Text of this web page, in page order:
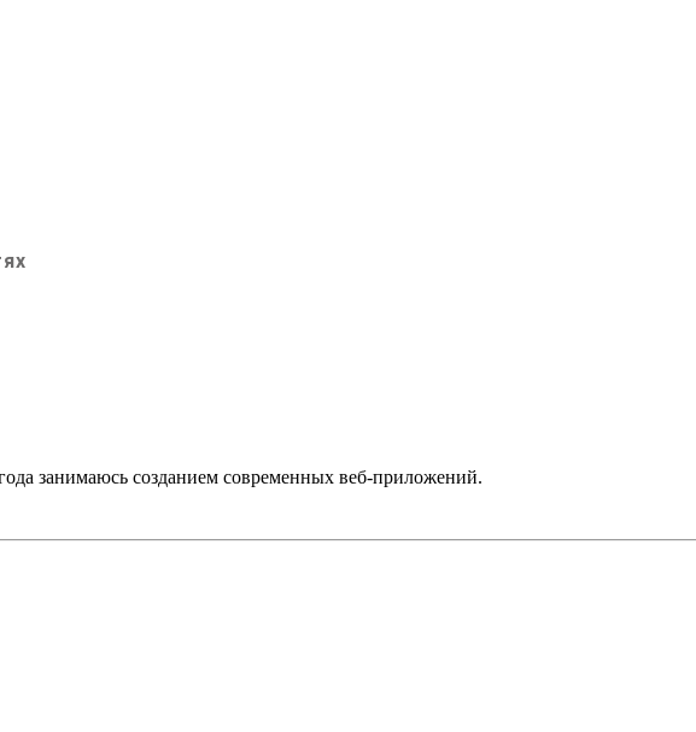
занимаюсь созданием современных веб-приложений.